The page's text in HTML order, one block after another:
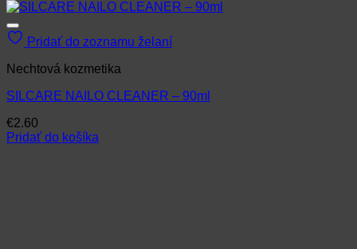
Pridať do zoznamu želaní
Nechtová kozmetika
SILCARE NAILO CLEANER – 90ml
€2.60
Pridať do košíka